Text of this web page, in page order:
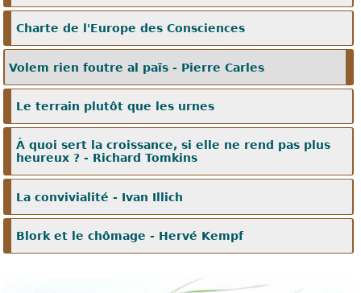
Charte de l'Europe des Consciences
Volem rien foutre al païs - Pierre Carles
Le terrain plutôt que les urnes
À quoi sert la croissance, si elle ne rend pas plus
heureux ? - Richard Tomkins
La convivialité - Ivan Illich
Blork et le chômage - Hervé Kempf